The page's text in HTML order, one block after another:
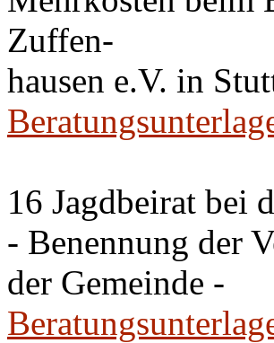
Zuffen-
hausen e.V. in
16 Jagdbeirat bei
- Benennung der
der Gemeinde -